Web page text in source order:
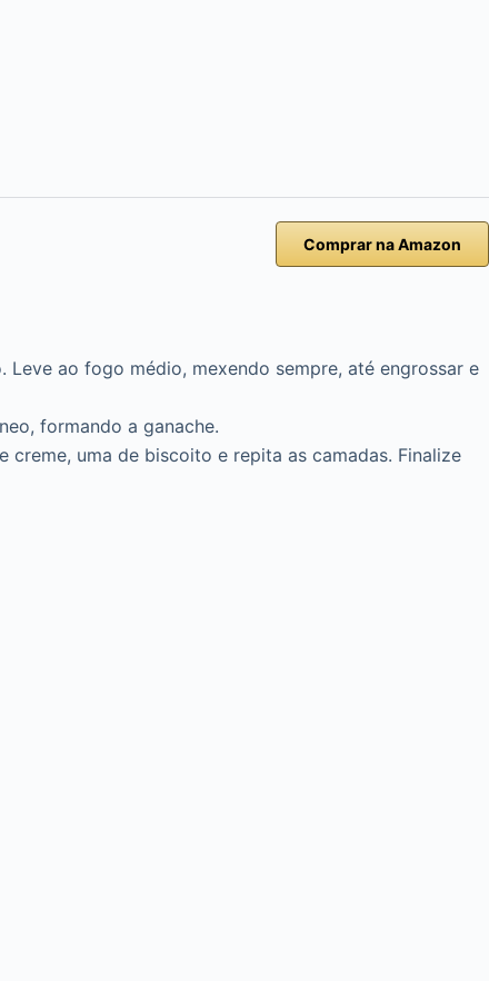
Comprar na Amazon
ao fogo médio, mexendo sempre, até engrossar e
formando a ganache.
uma de biscoito e repita as camadas. Finalize